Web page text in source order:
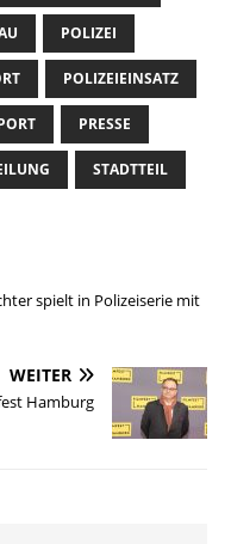
POLIZEI
POLIZEIEINSATZ
PRESSE
STADTTEIL
spielt in Polizeiserie mit
WEITER
Hamburg